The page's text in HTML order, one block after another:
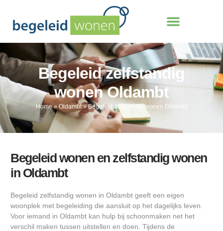
Begeleid zelfstandig
wonen Oldambt
Home»Oldambt»Begeleid zelfstandig wonen Oldambt
Begeleid wonen en zelfstandig wonen
in Oldambt
Begeleid zelfstandig wonen in Oldambt geeft een eigen
woonplek met begeleiding die aansluit op het dagelijks leven.
Voor iemand in Oldambt kan hulp bij schoonmaken net het
verschil maken tussen uitstellen en doen. Tijdens de